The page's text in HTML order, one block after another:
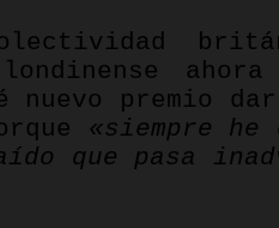
nuevo premio
«siempre
que pasa